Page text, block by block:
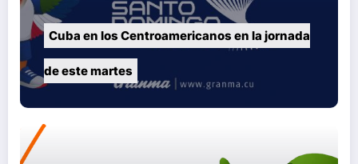
Cuba en los Centroamericanos en la jornada
de este martes